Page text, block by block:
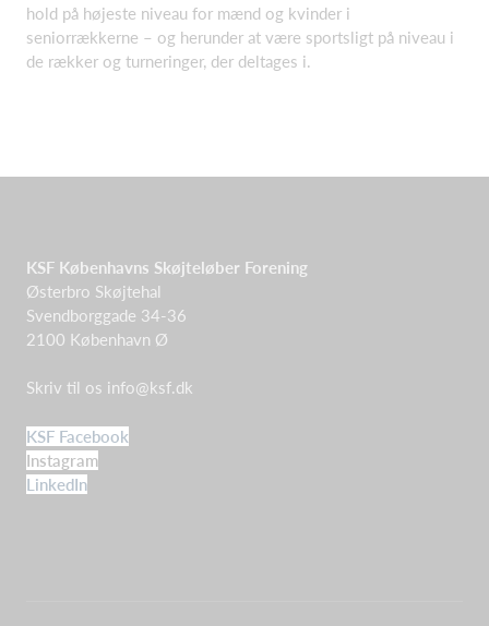
hold på højeste niveau for mænd og kvinder i
seniorrækkerne – og herunder at være sportsligt på niveau i
de rækker og turneringer, der deltages i.
KSF Københavns Skøjteløber Forening
Østerbro Skøjtehal
Svendborggade 34-36
2100 København Ø
Skriv til os info@ksf.dk
KSF Facebook
Instagram
LinkedIn